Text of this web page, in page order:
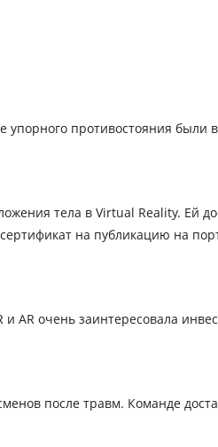
упорного противостояния были
тела в Virtual Reality. Ей
на публикацию на
AR очень заинтересовала
после травм. Команде